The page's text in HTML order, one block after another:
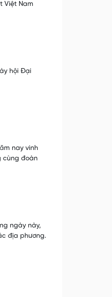
Việt Nam
hội Đại
nay vinh
cùng đoàn
ngày này,
địa phương.